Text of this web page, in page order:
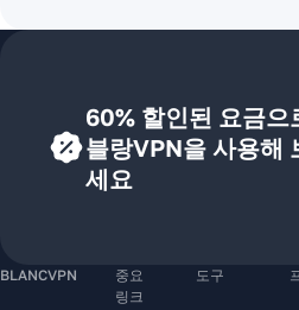
60% 할인된 요금으
블랑VPN을 사용해
세요
BLANCVPN
중요
링크
도구